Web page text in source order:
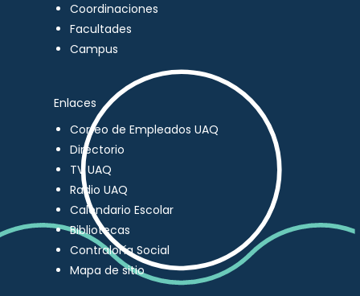
Coordinaciones
Facultades
Campus
Enlaces
Correo de Empleados UAQ
Directorio
TV UAQ
Radio UAQ
Calendario Escolar
Bibliotecas
Contraloría Social
Mapa de sitio